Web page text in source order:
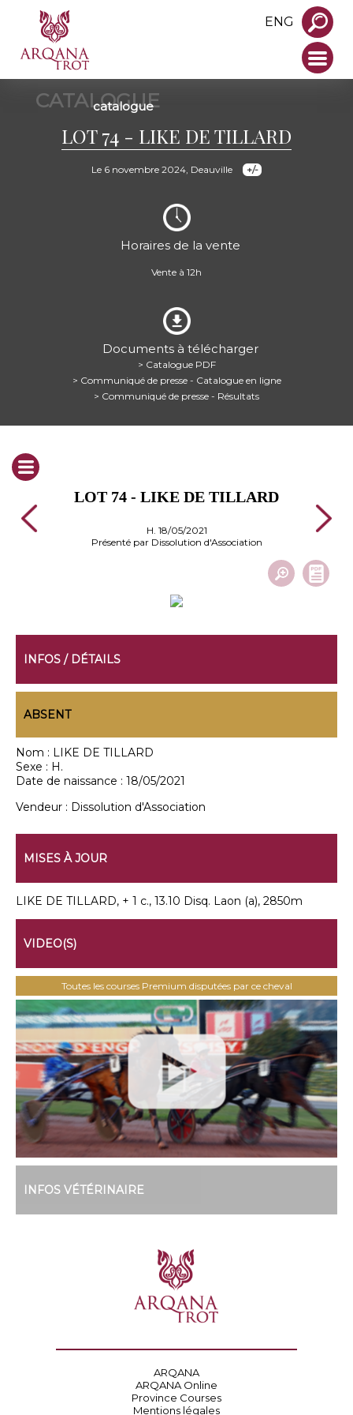
ENG
CATALOGUE
catalogue
LOT 74 - LIKE DE TILLARD
Le 6 novembre 2024, Deauville
Horaires de la vente
Vente à 12h
Documents à télécharger
> Catalogue PDF
> Communiqué de presse - Catalogue en ligne
> Communiqué de presse - Résultats
LOT 74 - LIKE DE TILLARD
H. 18/05/2021
Présenté par Dissolution d'Association
INFOS / DÉTAILS
ABSENT
Nom : LIKE DE TILLARD
Sexe : H.
Date de naissance : 18/05/2021
Vendeur : Dissolution d'Association
MISES À JOUR
LIKE DE TILLARD, + 1 c., 13.10 Disq. Laon (a), 2850m
VIDEO(S)
Toutes les courses Premium disputées par ce cheval
INFOS VÉTÉRINAIRE
ARQANA
ARQANA Online
Province Courses
Mentions légales